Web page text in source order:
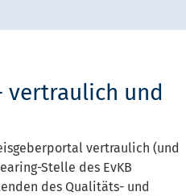
vertraulich und
vertraulich (und
Stelle des EvKB
des Qualitäts- und